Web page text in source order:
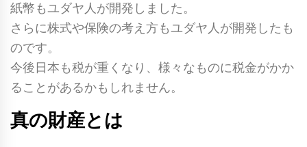
紙幣もユダヤ人が開発しました。
さらに株式や保険の考え方もユダヤ人が開発したも
のです。
今後日本も税が重くなり、様々なものに税金がかか
ることがあるかもしれません。
真の財産とは